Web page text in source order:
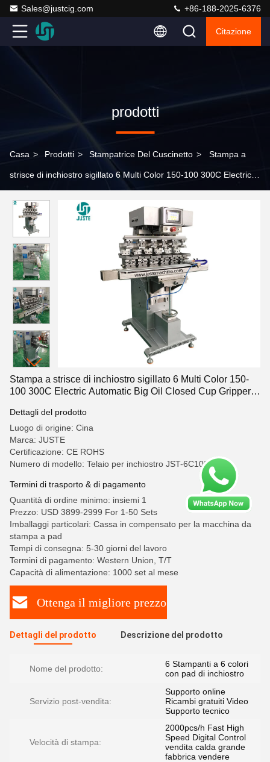
Sales@justcig.com +86-188-2025-6376
Citazione
prodotti
Casa > Prodotti > Stampatrice Del Cuscinetto > Stampa a
strisce di inchiostro sigillato 6 Multi Color 150-100 300C Electric
Stampa a strisce di inchiostro sigillato 6 Multi Color 150-
100 300C Electric Automatic Big Oil Closed Cup Gripper
Dettagli del prodotto
Luogo di origine: Cina
Marca: JUSTE
Certificazione: CE ROHS
Numero di modello: Telaio per inchiostro JST-6C100-150S
Termini di trasporto & di pagamento
Quantità di ordine minimo: insiemi 1
Prezzo: USD 3899-2999 For 1-50 Sets
Imballaggi particolari: Cassa in compensato per la macchina da
stampa a pad
Tempi di consegna: 5-30 giorni del lavoro
Termini di pagamento: Western Union, T/T
Capacità di alimentazione: 1000 set al mese
Ottenga il migliore prezzo
Dettagli del prodotto Descrizione del prodotto
Nome del prodotto:
6 Stampanti a 6 colori
con pad di inchiostro
Servizio post-vendita:
Supporto online
Ricambi gratuiti Video
Supporto tecnico
Velocità di stampa:
2000pcs/h Fast High
Speed Digital Control
vendita calda grande
fabbrica vendere